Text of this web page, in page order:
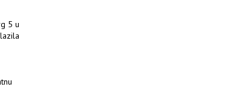
5 u